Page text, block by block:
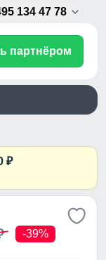
134 47 78
партнёром
₽
-39%